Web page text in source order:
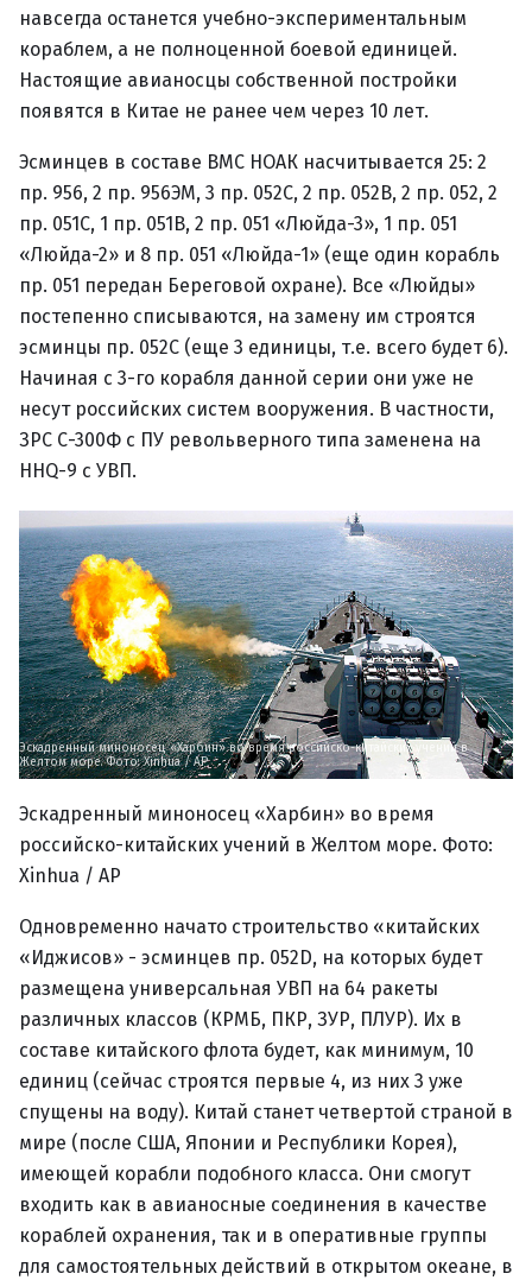
навсегда останется учебно-экспериментальным
кораблем, а не полноценной боевой единицей.
Настоящие авианосцы собственной постройки
появятся в Китае не ранее чем через 10 лет.
Эсминцев в составе ВМС НОАК насчитывается 25: 2
пр. 956, 2 пр. 956ЭМ, 3 пр. 052С, 2 пр. 052В, 2 пр. 052, 2
пр. 051С, 1 пр. 051В, 2 пр. 051 «Люйда-3», 1 пр. 051
«Люйда-2» и 8 пр. 051 «Люйда-1» (еще один корабль
пр. 051 передан Береговой охране). Все «Люйды»
постепенно списываются, на замену им строятся
эсминцы пр. 052С (еще 3 единицы, т.е. всего будет 6).
Начиная с 3-го корабля данной серии они уже не
несут российских систем вооружения. В частности,
ЗРС С-300Ф с ПУ револьверного типа заменена на
ННQ-9 с УВП.
Эскадренный миноносец «Харбин» во время российско-китайских учений в
Желтом море. Фото: Xinhua / AP
Эскадренный миноносец «Харбин» во время
российско-китайских учений в Желтом море. Фото:
Xinhua / AP
Одновременно начато строительство «китайских
«Иджисов» - эсминцев пр. 052D, на которых будет
размещена универсальная УВП на 64 ракеты
различных классов (КРМБ, ПКР, ЗУР, ПЛУР). Их в
составе китайского флота будет, как минимум, 10
единиц (сейчас строятся первые 4, из них 3 уже
спущены на воду). Китай станет четвертой страной в
мире (после США, Японии и Республики Корея),
имеющей корабли подобного класса. Они смогут
входить как в авианосные соединения в качестве
кораблей охранения, так и в оперативные группы
для самостоятельных действий в открытом океане, в